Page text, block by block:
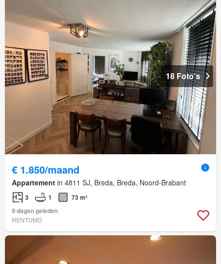
18 Foto's
€ 1.850/maand
Appartement in 4811 SJ, Breda, Breda, Noord-Brabant
3 1
73 m²
9 dagen geleden
RENTUMO